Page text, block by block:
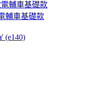
輔車基礎款
輔車基礎款
(e140)